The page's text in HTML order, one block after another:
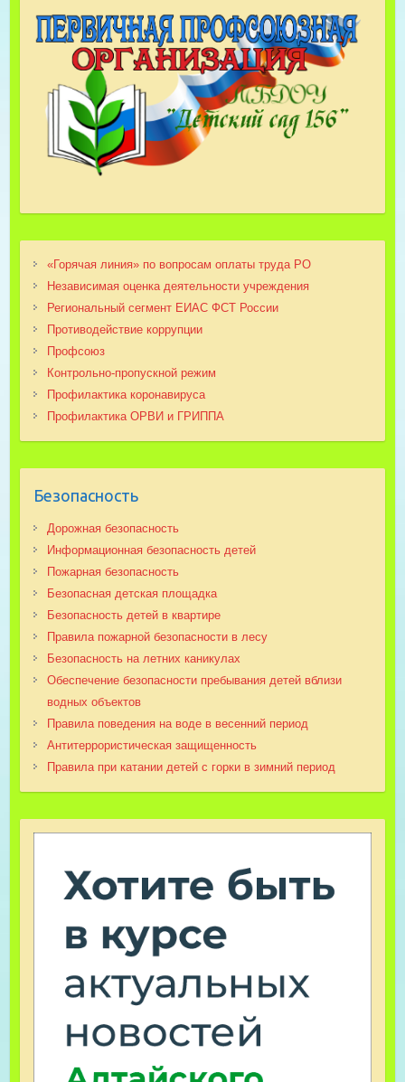
«Горячая линия» по вопросам оплаты труда РО
Независимая оценка деятельности учреждения
Региональный сегмент ЕИАС ФСТ России
Противодействие коррупции
Профсоюз
Контрольно-пропускной режим
Профилактика коронавируса
Профилактика ОРВИ и ГРИППА
Безопасность
Дорожная безопасность
Информационная безопасность детей
Пожарная безопасность
Безопасная детская площадка
Безопасность детей в квартире
Правила пожарной безопасности в лесу
Безопасность на летних каникулах
Обеспечение безопасности пребывания детей вблизи
водных объектов
Правила поведения на воде в весенний период
Антитеррористическая защищенность
Правила при катании детей с горки в зимний период